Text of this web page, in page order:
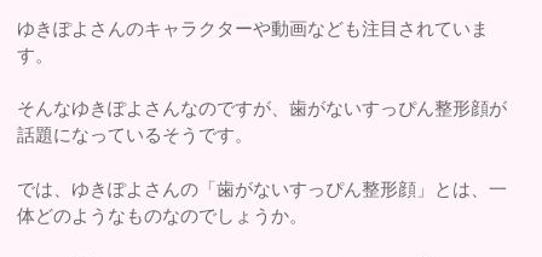
ゆきぽよさんのキャラクターや動画なども注目されていま
す。
そんなゆきぽよさんなのですが、歯がないすっぴん整形顔が
話題になっているそうです。
では、ゆきぽよさんの「歯がないすっぴん整形顔」とは、一
体どのようなものなのでしょうか。